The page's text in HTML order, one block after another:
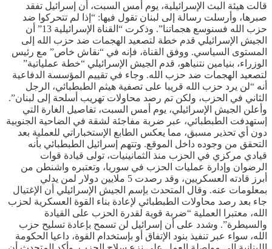
قالت هيئة البث الإسرائيلية، يوم أمس السبت، أن إسرائيل تفقد
صبرها، وأرسلت رسالة إلى لبنان تقول فيها: “إذا لم تتحركوا ضد
حزب الله فسنوسع هجماتنا”. وذكرت “القناة الإسرائيلية 13” أن
الجيش الإسرائيلي قدم خطة لتصعيد الهجمات ضد حزب الله إلى
المستوى السياسي. ووفق القناة، فإنه في “نقاش خاص” مع رئيس
الوزراء، بنيامين نتنياهو، قدم الجيش الإسرائيلي “خطة عملياتية”
لتصعيد الهجمات ضد حزب الله. وجاء في تقييم المؤسسة الدفاعية
أنه “لن يرد حزب الله قريبا على تصفية هيثم الطبطبائي، الرجل
الثاني في الحزب، ولكن تم رصد محاولات تهريب أسلحة إلى لبنان”.
وأعلن الجيش الإسرائيلي، يوم أمس السبت، تفاصيل الغارة التي
إستهدفت الطبطبائي، عبر ضربة مفاجئة لشقة في الضاحية الجنوبية
دون أي تحذير مسبق، مما يعكس الطابع الإستخباراتي للعملية بعد
التحقق من وجوده داخل الموقع. وتتهم إسرائيل الطبطبائي بأنه
قيادي مركزي في الحزب منذ الثمانينيات، تولى قيادة قوات
الرضوان وإدارة عمليات الحزب في سوريا، وتعتبره واشنطن من
أبرز قادته العسكريين، وقد رصدت 5 ملايين دولار لمن يدلي
بمعلومات عنه. وقال المتحدث بإسم الجيش الإسرائيلي أن الإغتيال
جاء بعد رصد محاولات الطبطبائي لإعادة بناء القوة العسكرية لحزب
الله، معتبرا العملية “ضربة قوية لقدرة الحزب على القيادة
والسيطرة”. وشدد على أن إسرائيل لن تسمح بإعادة تسليح حزب
الله، سواء عبر تنفيذ بنود الإتفاق أو بإستخدام القوة، داعيا الحكومة